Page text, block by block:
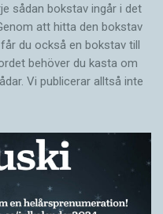
sådan bokstav ingår i det
att hitta den bokstav
du också en bokstav till
behöver du kasta om
Vi publicerar alltså inte